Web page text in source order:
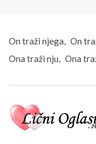
On traži njega On
Ona traži nju
Ona